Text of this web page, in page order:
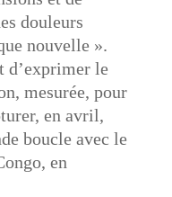
douleurs
nouvelle ».
d’exprimer le
mesurée, pour
en avril,
boucle avec le
en